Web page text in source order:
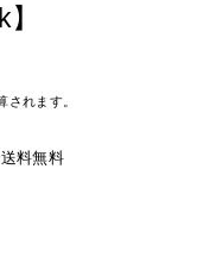
されます。
料無料